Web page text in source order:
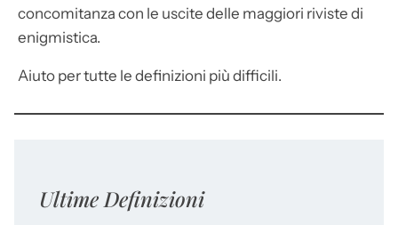
concomitanza con le uscite delle maggiori riviste di
enigmistica.
Aiuto per tutte le definizioni più difficili.
Ultime Definizioni